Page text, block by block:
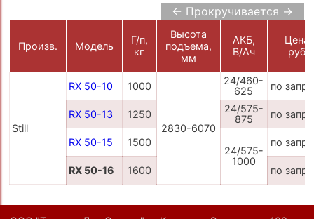
← Прокручивается →
Произв. Модель
Г/п,
кг
Высота
подъема,
мм
АКБ,
В/Ач
Цена,
руб.
Still
RX 50-10 1000
2830-6070
24/460-
625
по
RX 50-13 1250
24/575-
875
по
RX 50-15 1500
24/575-
1000
по
RX 50-16 1600 по